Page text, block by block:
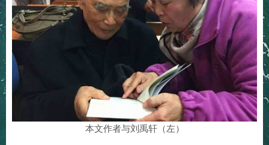
本文作者与刘禹轩（左）